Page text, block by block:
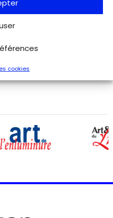
cookies
(4/17). Les arts du feu